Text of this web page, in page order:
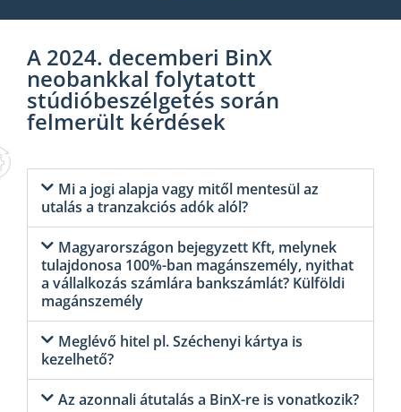
A 2024. decemberi BinX
neobankkal folytatott
stúdióbeszélgetés során
felmerült kérdések
Mi a jogi alapja vagy mitől mentesül az
utalás a tranzakciós adók alól?
Magyarországon bejegyzett Kft, melynek
tulajdonosa 100%-ban magánszemély, nyithat
a vállalkozás számlára bankszámlát? Külföldi
magánszemély
Meglévő hitel pl. Széchenyi kártya is
kezelhető?
Az azonnali átutalás a BinX-re is vonatkozik?